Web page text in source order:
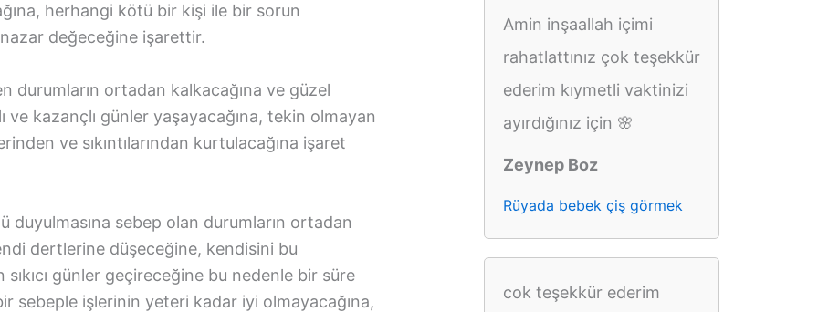
herhangi kötü bir kişi ile bir sorun
değeceğine işarettir.
durumların ortadan kalkacağına ve güzel
ve kazançlı günler yaşayacağına, tekin olmayan
ve sıkıntılarından kurtulacağına işaret
duyulmasına sebep olan durumların ortadan
dertlerine düşeceğine, kendisini bu
günler geçireceğine bu nedenle bir süre
sebeple işlerinin yeteri kadar iyi olmayacağına,
Amin inşaallah içimi
rahatlattınız çok teşekkür
ederim kıymetli vaktinizi
ayırdığınız için 🌸
Zeynep Boz
Rüyada bebek çiş görmek
cok teşekkür ederim